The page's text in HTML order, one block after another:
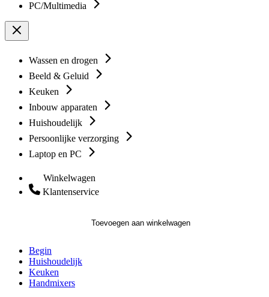
PC/Multimedia
Wassen en drogen
Beeld & Geluid
Keuken
Inbouw apparaten
Huishoudelijk
Persoonlijke verzorging
Laptop en PC
Winkelwagen
Klantenservice
Toevoegen aan winkelwagen
Begin
Huishoudelijk
Keuken
Handmixers